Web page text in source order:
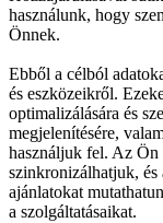
használunk, hogy
Önnek.
Ebből a célból
és eszközeikről.
optimalizálására és
megjelenítésére,
használjuk fel. Az
szinkronizálhatjuk, és
ajánlatokat
a szolgáltatásaikat.